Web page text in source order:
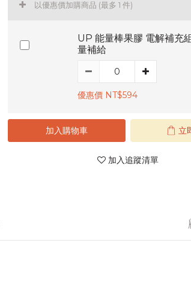
以優惠價加購商品 (最多 1 件)
UP 能量棒果膠 電解補充
量補給
優惠價 NT$594
加入購物車 立
加入追蹤清單